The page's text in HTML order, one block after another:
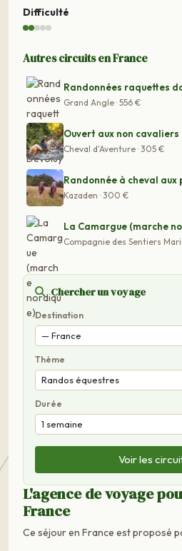
Difficulté
Autres circuits en France
Randonnées raquettes
Grand Angle · 556 €
Ouvert aux non
Cheval d'Aventure · 305 €
Kazaden · 300 €
La Camargue (marche
Compagnie des Sentiers
Chercher un voyage
Destination
Thème
Durée
Voir les
L'agence de voyage
France
Ce séjour en France est proposé